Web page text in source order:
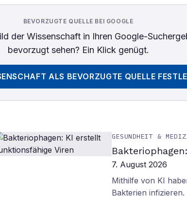
BEVORZUGTE QUELLE BEI GOOGLE
der Wissenschaftin Ihren Google-
bevorzugt sehen? Ein Klick genügt.
ALS BEVORZUGTE QUELLE
GESUNDHEIT &
7. August 2026
Mithilfe von KI
Bakterien